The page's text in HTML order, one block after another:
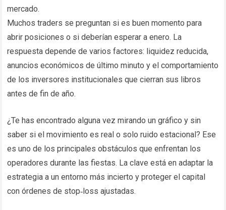
mercado.
Muchos traders se preguntan si es buen momento para
abrir posiciones o si deberían esperar a enero. La
respuesta depende de varios factores: liquidez reducida,
anuncios económicos de último minuto y el comportamiento
de los inversores institucionales que cierran sus libros
antes de fin de año.
¿Te has encontrado alguna vez mirando un gráfico y sin
saber si el movimiento es real o solo ruido estacional? Ese
es uno de los principales obstáculos que enfrentan los
operadores durante las fiestas. La clave está en adaptar la
estrategia a un entorno más incierto y proteger el capital
con órdenes de stop‑loss ajustadas.